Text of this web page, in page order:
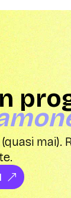
mai).